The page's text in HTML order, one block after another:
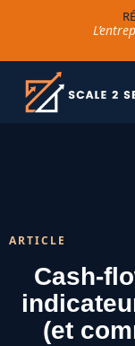
ARTICLE
Cash-
(et